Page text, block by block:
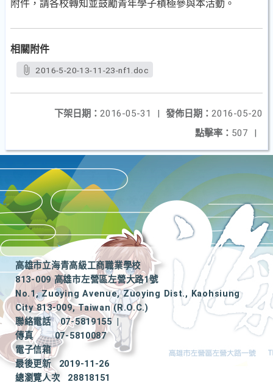
附件，請各校轉知並鼓勵青年學子積極參與本活動。
相關附件
2016-5-20-13-11-23-nf1.doc
發佈日期： 2016-05-20
下架日期： 2016-05-31
|
點擊率： 507 |
高雄市立海青高級工商職業學校
813-009 高雄市左營區左營大路1號
No.1, Zuoying Avenue, Zuoying Dist., Kaohsiung
City 813-009, Taiwan (R.O.C.)
聯絡電話
07-5819155
|
傳真
07-5810087
電子信箱
最後更新
2019-11-26
總瀏覽人次
28818151